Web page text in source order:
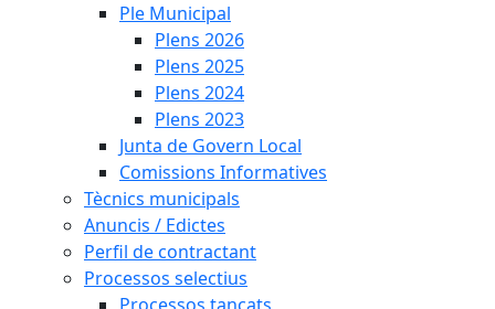
Ple Municipal
Plens 2026
Plens 2025
Plens 2024
Plens 2023
Junta de Govern Local
Comissions Informatives
Tècnics municipals
Anuncis / Edictes
Perfil de contractant
Processos selectius